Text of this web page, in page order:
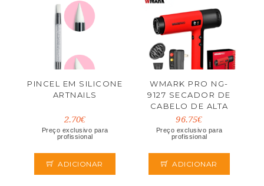
PINCEL EM SILICONE
ARTNAILS
2.70€
Preço exclusivo para
profissional
ADICIONAR
WMARK PRO NG-
9127 SECADOR DE
CABELO DE ALTA
VELOCIDADE
96.75€
Preço exclusivo para
profissional
ADICIONAR